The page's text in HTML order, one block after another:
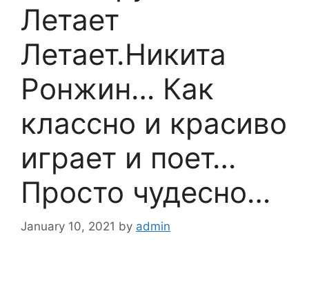
Летает
Летает.Никита
Ронжин… Как
классно и красиво
играет и поет…
Просто чудесно…
January 10, 2021 by admin